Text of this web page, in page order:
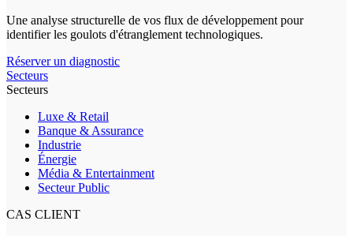
Une analyse structurelle de vos flux de développement pour
identifier les goulots d'étranglement technologiques.
Réserver un diagnostic
Secteurs
Secteurs
Luxe & Retail
Banque & Assurance
Industrie
Énergie
Média & Entertainment
Secteur Public
CAS CLIENT